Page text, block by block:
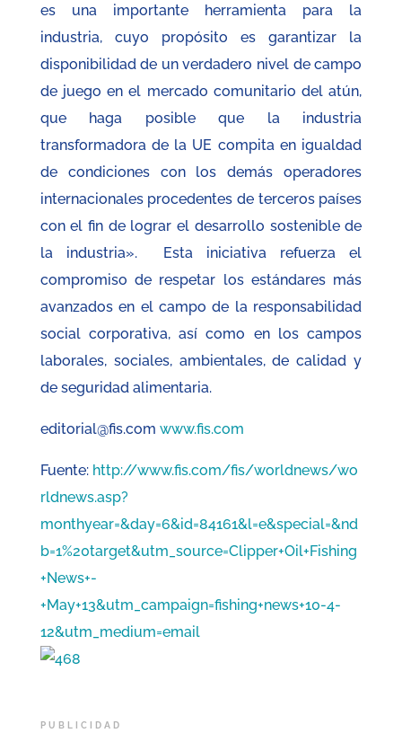
es una importante herramienta para la
industria, cuyo propósito es garantizar la
disponibilidad de un verdadero nivel de campo
de juego en el mercado comunitario del atún,
que haga posible que la industria
transformadora de la UE compita en igualdad
de condiciones con los demás operadores
internacionales procedentes de terceros países
con el fin de lograr el desarrollo sostenible de
la industria». Esta iniciativa refuerza el
compromiso de respetar los estándares más
avanzados en el campo de la responsabilidad
social corporativa, así como en los campos
laborales, sociales, ambientales, de calidad y
de seguridad alimentaria.
editorial@fis.com www.fis.com
Fuente: http://www.fis.com/fis/worldnews/wo
rldnews.asp?
monthyear=&day=6&id=84161&l=e&special=&nd
b=1%20target&utm_source=Clipper+Oil+Fishing
+News+-
+May+13&utm_campaign=fishing+news+10-4-
12&utm_medium=email